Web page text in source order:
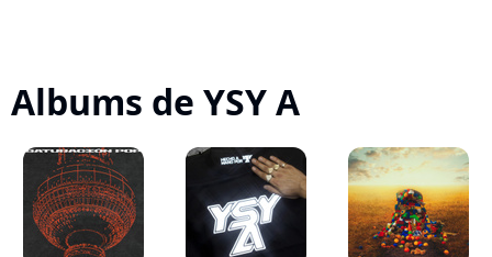
Albums de YSY A